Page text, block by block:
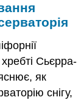
хребті Сьєрра-
як
снігу,